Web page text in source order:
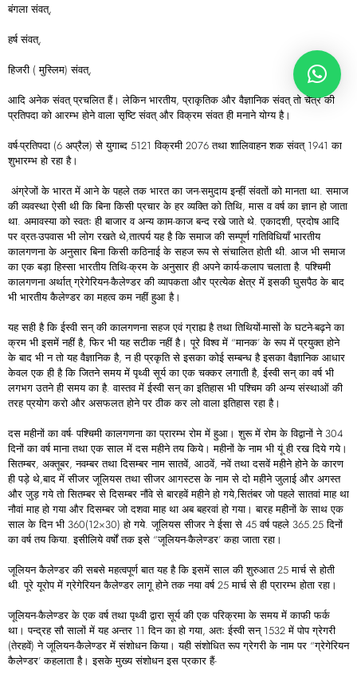
बंगला संवत्,
हर्ष संवत्,
हिजरी ( मुस्लिम) संवत्,
आदि अनेक संवत् प्रचलित हैं। लेकिन भारतीय, प्राकृतिक और वैज्ञानिक संवत् तो चैत्र की
प्रतिपदा को आरम्भ होने वाला सृष्टि संवत् और विक्रम संवत ही मनाने योग्य है।
वर्ष-प्रतिपदा (6 अप्रैल) से युगाब्द 5121 विक्रमी 2076 तथा शालिवाहन शक संवत्‌ 1941 का
शुभारम्भ हो रहा है।
अंग्रेजों के भारत में आने के पहले तक भारत का जन-समुदाय इन्हीं संवतों को मानता था. समाज
की व्यवस्था ऐसी थी कि बिना किसी प्रचार के हर व्यक्ति को तिथि, मास व वर्ष का ज्ञान हो जाता
था. अमावस्या को स्वतः ही बाजार व अन्य काम-काज बन्द रखे जाते थे. एकादशी, प्रदोष आदि
पर व्रत-उपवास भी लोग रखते थे,तात्पर्य यह है कि समाज की सम्पूर्ण गतिविधियाँ भारतीय
कालगणना के अनुसार बिना किसी कठिनाई के सहज रूप से संचालित होती थी. आज भी समाज
का एक बड़ा हिस्सा भारतीय तिथि-क्रम के अनुसार ही अपने कार्य-कलाप चलाता है. पश्चिमी
कालगणना अर्थात्‌ ग्रेगेरियन-कैलेण्डर की व्यापकता और प्रत्येक क्षेत्र में इसकी घुसपैठ के बाद
भी भारतीय कैलेण्डर का महत्व कम नहीं हुआ है।
यह सही है कि ईस्वी सन्‌ की कालगणना सहज एवं ग्राह्य है तथा तिथियों-मासों के घटने-बढ़ने का
क्रम भी इसमें नहीं है, फिर भी यह सटीक नहीं है। पूरे विश्व में “मानक’ के रूप में प्रयुक्त होने
के बाद भी न तो यह वैज्ञानिक है, न ही प्रकृति से इसका कोई सम्बन्ध है इसका वैज्ञानिक आधार
केवल एक ही है कि जितने समय में पृथ्वी सूर्य का एक चक्कर लगाती है, ईस्वी सन्‌ का वर्ष भी
लगभग उतने ही समय का है. वास्तव में ईस्वी सन्‌ का इतिहास भी पश्चिम की अन्य संस्थाओं की
तरह प्रयोग करो और असफलत होने पर ठीक कर लो वाला इतिहास रहा है।
दस महीनों का वर्ष- पश्चिमी कालगणना का प्रारम्भ रोम में हुआ। शुरू में रोम के विद्वानों ने 304
दिनों का वर्ष माना तथा एक साल में दस महीने तय किये। महीनों के नाम भी यूं ही रख दिये गये।
सितम्बर, अक्तूबर, नवम्बर तथा दिसम्बर नाम सातवें, आठवें, नवें तथा दसवें महीने होने के कारण
ही पड़े थे,बाद में सीजर जूलियस तथा सीजर आगस्टस के नाम से दो महीने जुलाई और अगस्त
और जुड़ गये तो सितम्बर से दिसम्बर नौंवे से बारहवें महीने हो गये,सितंबर जो पहले सातवां माह था
नौवां माह हो गया और दिसम्बर जो दशवा माह था अब बहरवां हो गया। बारह महीनों के साथ एक
साल के दिन भी 360(12×30) हो गये. जूलियस सीजर ने ईसा से 45 वर्ष पहले 365.25 दिनों
का वर्ष तय किया. इसीलिये वर्षों तक इसे “जूलियन-कैलेण्डर’ कहा जाता रहा।
जूलियन कैलेण्डर की सबसे महत्वपूर्ण बात यह है कि इसमें साल की शुरुआत 25 मार्च से होती
थी. पूरे यूरोप में ग्रेगेरियन कैलेण्डर लागू होने तक नया वर्ष 25 मार्च से ही प्रारम्भ होता रहा।
जूलियन-कैलेण्डर के एक वर्ष तथा पृथ्वी द्वारा सूर्य की एक परिक्रमा के समय में काफी फर्क
था। पन्द्रह सौ सालों में यह अन्तर 11 दिन का हो गया, अतः ईस्वी सन्‌ 1532 में पोप ग्रेगरी
(तेरहवें) ने जूलियन-कैलेण्डर में संशोधन किया। यही संशोधित रूप ग्रेगरी के नाम पर “ग्रेगेरियन
कैलेण्डर’ कहलाता है। इसके मुख्य संशोधन इस प्रकार हैं-